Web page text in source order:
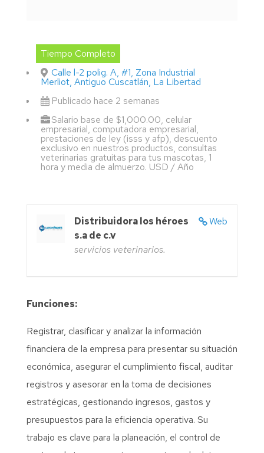
Tiempo Completo
Calle l-2 polig. A, #1, Zona Industrial
Merliot, Antiguo Cuscatlán, La Libertad
Publicado hace 2 semanas
Salario base de $1,000.00, celular
empresarial, computadora empresarial,
prestaciones de ley (isss y afp), descuento
exclusivo en nuestros productos, consultas
veterinarias gratuitas para tus mascotas, 1
hora y media de almuerzo. USD / Año
Web
Distribuidora los héroes
s.a de c.v
servicios veterinarios.
Funciones:
Registrar, clasificar y analizar la información
financiera de la empresa para presentar su situación
económica, asegurar el cumplimiento fiscal, auditar
registros y asesorar en la toma de decisiones
estratégicas, gestionando ingresos, gastos y
presupuestos para la eficiencia operativa. Su
trabajo es clave para la planeación, el control de